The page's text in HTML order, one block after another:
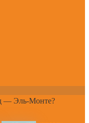
— Эль-Монте?